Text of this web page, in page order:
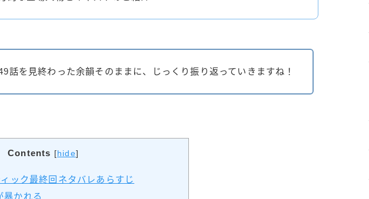
話を見終わった余韻そのままに、じっくり振り返っていきますね！
Contents [ hide]
ック最終回ネタバレあらすじ
暴かれる